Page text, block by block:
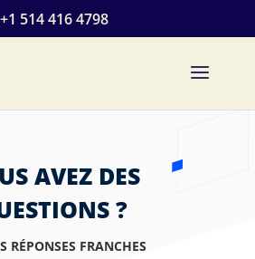
+1 514 416 4798
AVEZ DES
?
RÉPONSES FRANCHES